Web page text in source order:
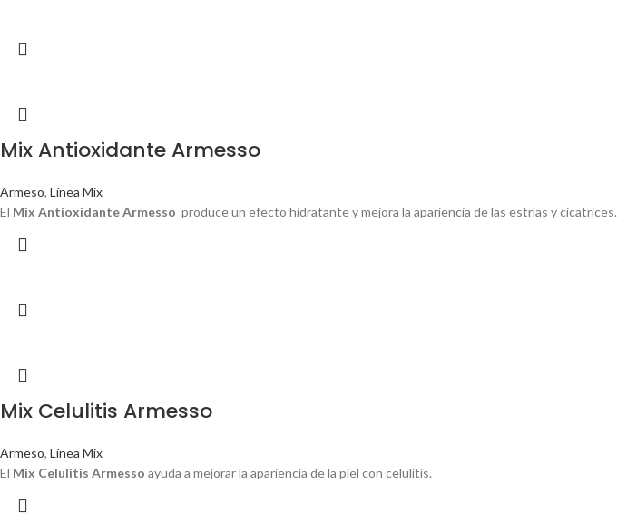
Mix Antioxidante Armesso
Armeso, Línea Mix
El Mix Antioxidante Armesso produce un efecto hidratante y mejora la apariencia de las estrías y cicatrices.
Mix Celulitis Armesso
Armeso, Línea Mix
El Mix Celulitis Armesso ayuda a mejorar la apariencia de la piel con celulitis.